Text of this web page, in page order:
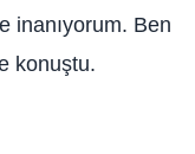
inanıyorum. Ben
konuştu.